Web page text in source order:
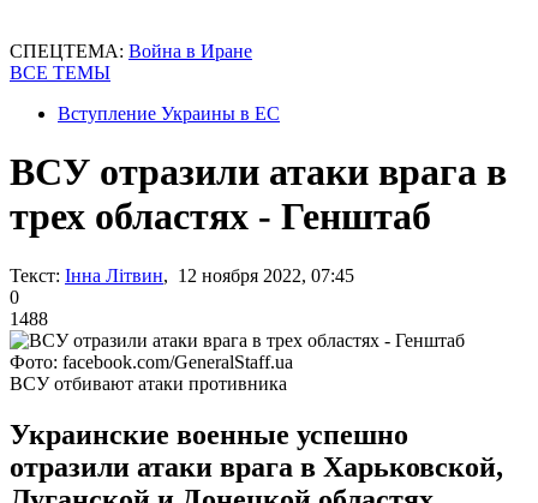
СПЕЦТЕМА: Война в Иране
ВСЕ ТЕМЫ
Вступление Украины в ЕС
ВСУ отразили атаки врага в
трех областях - Генштаб
Текст: Інна Літвин, 12 ноября 2022, 07:45
0
1488
Фото: facebook.com/GeneralStaff.ua
ВСУ отбивают атаки противника
Украинские военные успешно
отразили атаки врага в Харьковской,